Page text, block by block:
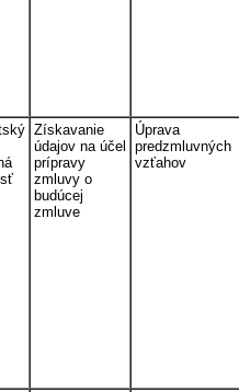
Získavanie
údajov na účel
prípravy
zmluvy o
budúcej
zmluve
Úprava
predzmluvných
vzťahov